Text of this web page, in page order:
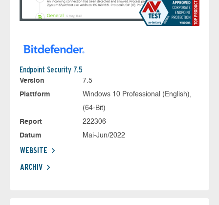
Endpoint Security 7.5
Version
7.5
Plattform
Windows 10 Professional (English),
(64-Bit)
Report
222306
Datum
Mai-Jun/2022
WEBSITE
ARCHIV